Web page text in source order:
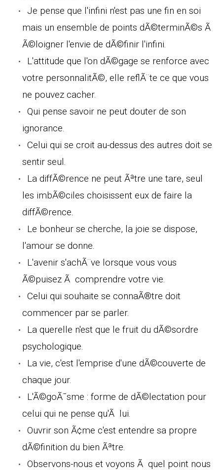
Je pense que l'infini n'est pas une fin en soi
mais un ensemble de points dÃ©terminÃ©s Ã
Ã©loigner l'envie de dÃ©finir l'infini.
L'attitude que l'on dÃ©gage se renforce avec
votre personnalitÃ©, elle reflÃ¨te ce que vous
ne pouvez cacher.
Qui pense savoir ne peut douter de son
ignorance.
Celui qui se croit au-dessus des autres doit se
sentir seul.
La diffÃ©rence ne peut Ãªtre une tare, seul
les imbÃ©ciles choisissent eux de faire la
diffÃ©rence.
Le bonheur se cherche, la joie se dispose,
l'amour se donne.
L'avenir s'achÃ¨ve lorsque vous vous
Ã©puisez Ã comprendre votre vie.
Celui qui souhaite se connaÃ®tre doit
commencer par se parler.
La querelle n'est que le fruit du dÃ©sordre
psychologique.
La vie, c'est l'emprise d'une dÃ©couverte de
chaque jour.
L'Ã©goÃ¯sme : forme de dÃ©lectation pour
celui qui ne pense qu'Ã lui.
Ouvrir son Ã¢me c'est entendre sa propre
dÃ©finition du bien Ãªtre.
Observons-nous et voyons Ã quel point nous